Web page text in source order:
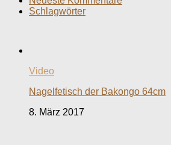
Schlagwörter
Video
Nagelfetisch der Bakongo 64cm
8. März 2017